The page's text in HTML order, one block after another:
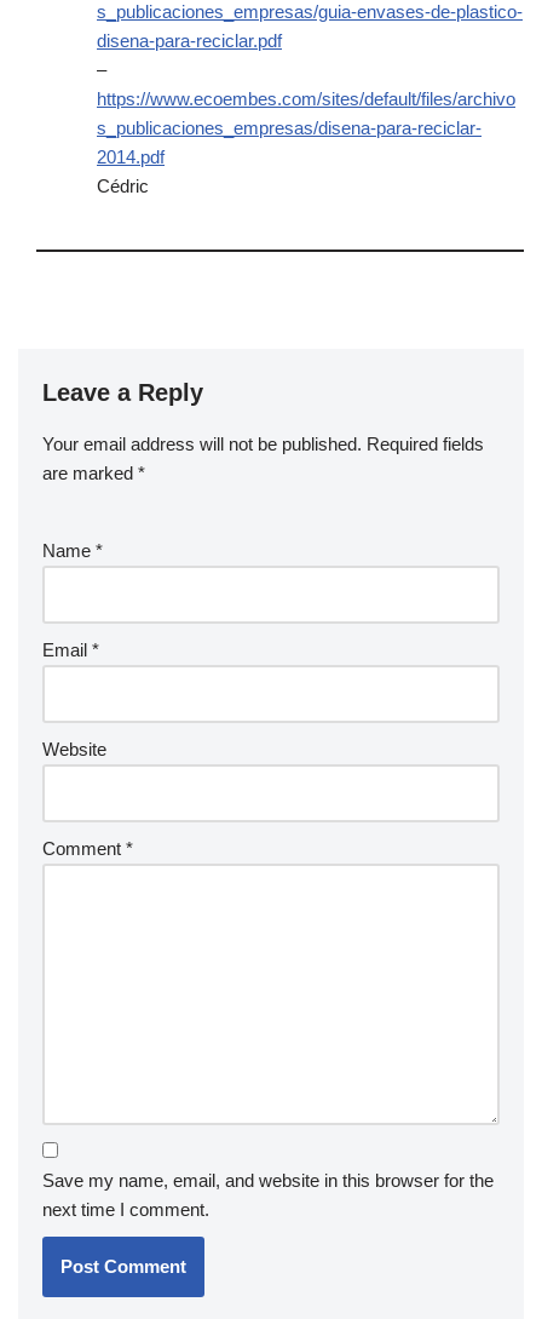
s_publicaciones_empresas/guia-envases-de-plastico-
disena-para-reciclar.pdf
–
https://www.ecoembes.com/sites/default/files/archivo
s_publicaciones_empresas/disena-para-reciclar-
2014.pdf
Cédric
Leave a Reply
Your email address will not be published. Required fields
are marked *
Name *
Email *
Website
Comment *
Save my name, email, and website in this browser for the
next time I comment.